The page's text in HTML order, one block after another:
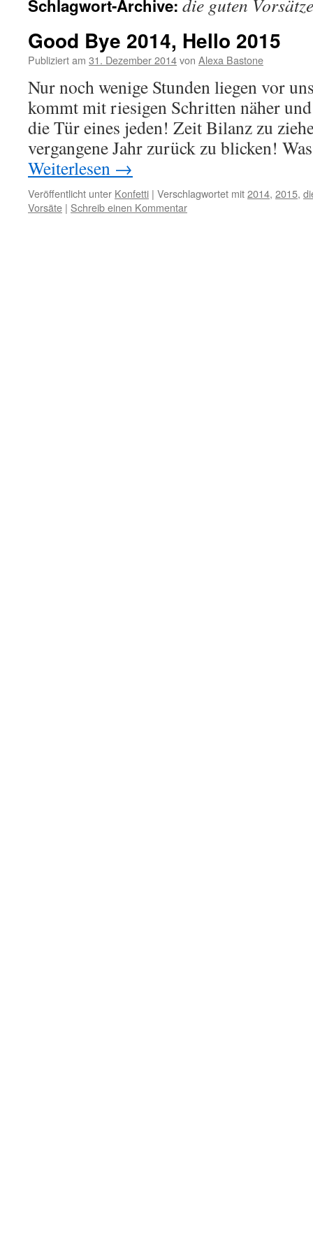
Schlagwort-Archive: die guten Vorsätze
Good Bye 2014, Hello 2015
Publiziert am 31. Dezember 2014von Alexa Bastone
Nur noch wenige Stunden liegen vor
kommt mit riesigen Schritten näher
die Tür eines jeden! Zeit Bilanz zu
vergangene Jahr zurück zu blicken!
Weiterlesen →
Veröffentlicht unter Konfetti | Verschlagwortet mit2014, 2015,
Vorsäte | Schreib einen Kommentar